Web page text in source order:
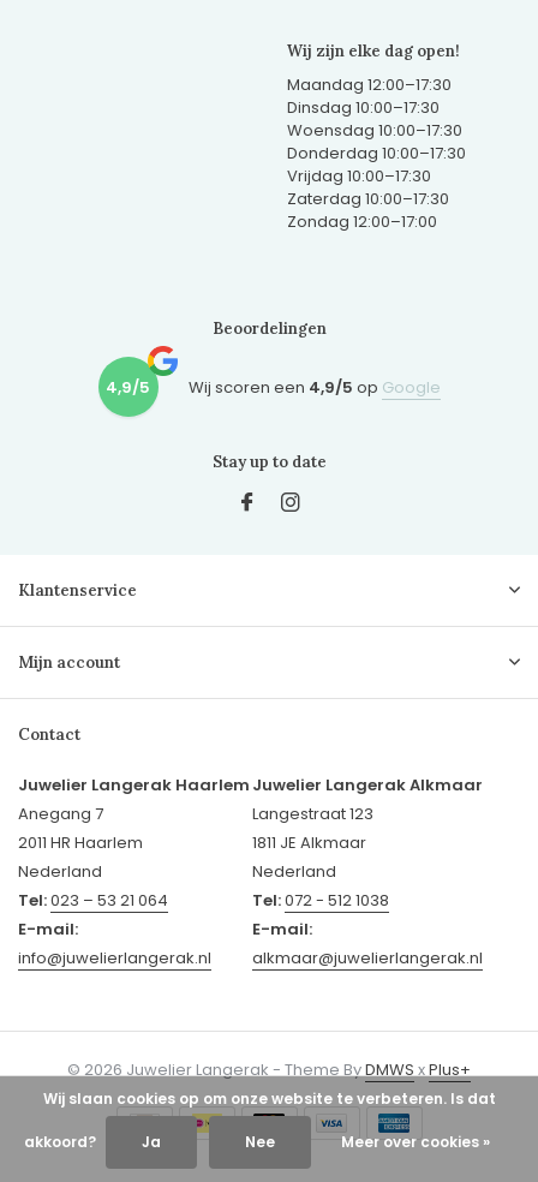
Wij zijn elke dag open!
Maandag 12:00–17:30
Dinsdag 10:00–17:30
Woensdag 10:00–17:30
Donderdag 10:00–17:30
Vrijdag 10:00–17:30
Zaterdag 10:00–17:30
Zondag 12:00–17:00
Beoordelingen
4,9/5 Wij scoren een 4,9/5 op Google
Stay up to date
Klantenservice
Mijn account
Contact
Juwelier Langerak Haarlem
Anegang 7
2011 HR Haarlem
Nederland
Tel:023 – 53 21 064
E-mail:
info@juwelierlangerak.nl
Juwelier Langerak Alkmaar
Langestraat 123
1811 JE Alkmaar
Nederland
Tel:072 - 512 1038
E-mail:
alkmaar@juwelierlangerak.nl
© 2026 Juwelier Langerak - Theme ByDMWSxPlus+
Wij slaan cookies op om onze website te verbeteren. Is dat
akkoord? Ja Nee Meer over cookies »